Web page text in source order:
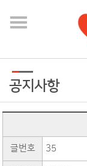
공지사항
글번호 35